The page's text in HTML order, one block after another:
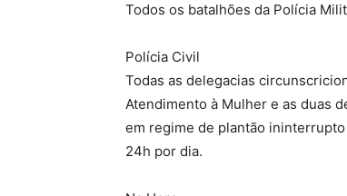
Todos os batalhões da Polícia
Polícia Civil
Todas as delegacias
Atendimento à Mulher e as duas
em regime de plantão
24h por dia.